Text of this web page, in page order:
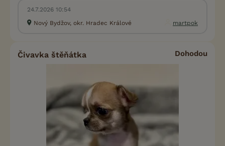
24.7.2026 10:54
Nový Bydžov, okr. Hradec Králové
martpok
Čivavka štěňátka Dohodou